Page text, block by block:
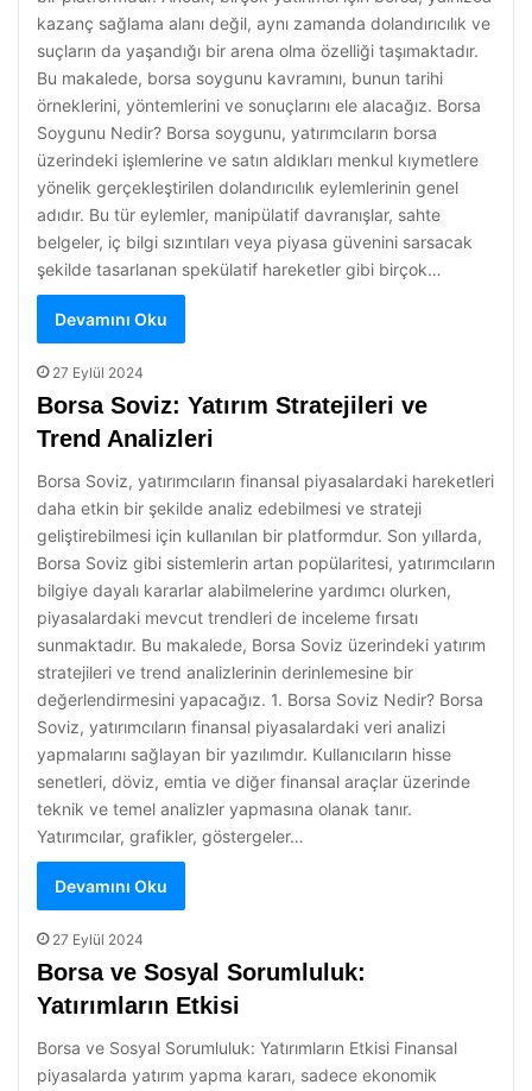
kazanç sağlama alanı değil, aynı zamanda dolandırıcılık ve
suçların da yaşandığı bir arena olma özelliği taşımaktadır.
Bu makalede, borsa soygunu kavramını, bunun tarihi
örneklerini, yöntemlerini ve sonuçlarını ele alacağız. Borsa
Soygunu Nedir? Borsa soygunu, yatırımcıların borsa
üzerindeki işlemlerine ve satın aldıkları menkul kıymetlere
yönelik gerçekleştirilen dolandırıcılık eylemlerinin genel
adıdır. Bu tür eylemler, manipülatif davranışlar, sahte
belgeler, iç bilgi sızıntıları veya piyasa güvenini sarsacak
şekilde tasarlanan spekülatif hareketler gibi birçok…
Devamını Oku
27 Eylül 2024
Borsa Soviz: Yatırım Stratejileri ve
Trend Analizleri
Borsa Soviz, yatırımcıların finansal piyasalardaki hareketleri
daha etkin bir şekilde analiz edebilmesi ve strateji
geliştirebilmesi için kullanılan bir platformdur. Son yıllarda,
Borsa Soviz gibi sistemlerin artan popülaritesi, yatırımcıların
bilgiye dayalı kararlar alabilmelerine yardımcı olurken,
piyasalardaki mevcut trendleri de inceleme fırsatı
sunmaktadır. Bu makalede, Borsa Soviz üzerindeki yatırım
stratejileri ve trend analizlerinin derinlemesine bir
değerlendirmesini yapacağız. 1. Borsa Soviz Nedir? Borsa
Soviz, yatırımcıların finansal piyasalardaki veri analizi
yapmalarını sağlayan bir yazılımdır. Kullanıcıların hisse
senetleri, döviz, emtia ve diğer finansal araçlar üzerinde
teknik ve temel analizler yapmasına olanak tanır.
Yatırımcılar, grafikler, göstergeler…
Devamını Oku
27 Eylül 2024
Borsa ve Sosyal Sorumluluk:
Yatırımların Etkisi
Borsa ve Sosyal Sorumluluk: Yatırımların Etkisi Finansal
piyasalarda yatırım yapma kararı, sadece ekonomik